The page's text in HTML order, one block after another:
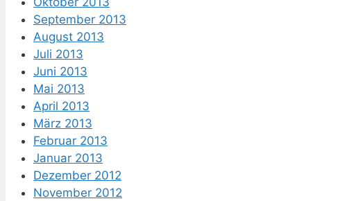
September 2013
August 2013
Juli 2013
Juni 2013
Mai 2013
April 2013
März 2013
Februar 2013
Januar 2013
Dezember 2012
November 2012